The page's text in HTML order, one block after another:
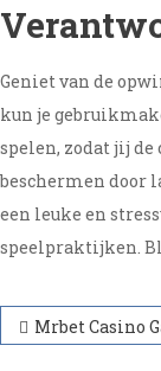
Geniet van de
kun je
spelen, zodat jij
beschermen door
een leuke en
speelpraktijken.
Mrbet Casino